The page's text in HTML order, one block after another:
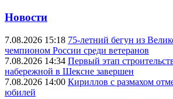
Новости
7.08.2026 15:18 75-летний бегун из
чемпионом России среди ветеранов
7.08.2026 14:34 Первый этап
набережной в Шексне завершен
7.08.2026 14:00 Кириллов с размахом
юбилей